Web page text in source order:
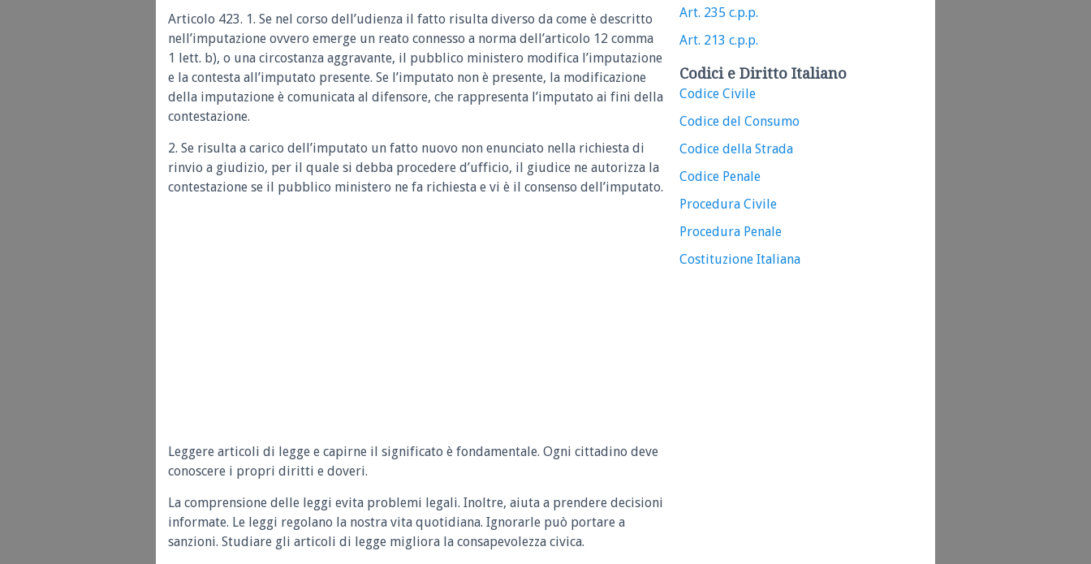
Articolo 423. 1. Se nel corso dell’udienza il fatto risulta diverso da come è descritto
nell’imputazione ovvero emerge un reato connesso a norma dell’articolo 12 comma
1 lett. b), o una circostanza aggravante, il pubblico ministero modifica l’imputazione
e la contesta all’imputato presente. Se l’imputato non è presente, la modificazione
della imputazione è comunicata al difensore, che rappresenta l’imputato ai fini della
contestazione.
2. Se risulta a carico dell’imputato un fatto nuovo non enunciato nella richiesta di
rinvio a giudizio, per il quale si debba procedere d’ufficio, il giudice ne autorizza la
contestazione se il pubblico ministero ne fa richiesta e vi è il consenso dell’imputato.
Leggere articoli di legge e capirne il significato è fondamentale. Ogni cittadino deve
conoscere i propri diritti e doveri.
La comprensione delle leggi evita problemi legali. Inoltre, aiuta a prendere decisioni
informate. Le leggi regolano la nostra vita quotidiana. Ignorarle può portare a
sanzioni. Studiare gli articoli di legge migliora la consapevolezza civica.
Art. 235 c.p.p.
Art. 213 c.p.p.
Codici e Diritto Italiano
Codice Civile
Codice del Consumo
Codice della Strada
Codice Penale
Procedura Civile
Procedura Penale
Costituzione Italiana